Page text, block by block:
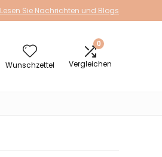
Lesen Sie Nachrichten und Blogs
Wunschzettel
0
Vergleichen